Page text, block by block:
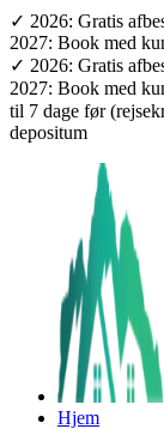
✓ 2026: Gratis
2027: Book med
✓ 2026: Gratis
2027: Book med
til 7 dage før
depositum
Hjem